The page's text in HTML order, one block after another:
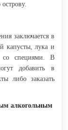
заключается в
капусты, лука и
со специями. В
добавить в
либо заказать
алкогольным